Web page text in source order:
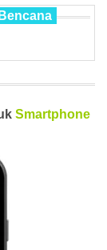
Smartphone